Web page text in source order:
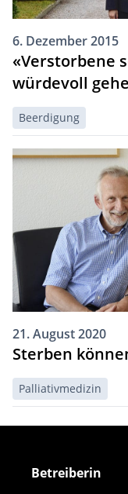
6. Dezember 2015
«Verstorbene
würdevoll
Beerdigung
21. August 2020
Sterben
Palliativmedizin
Betreiberin